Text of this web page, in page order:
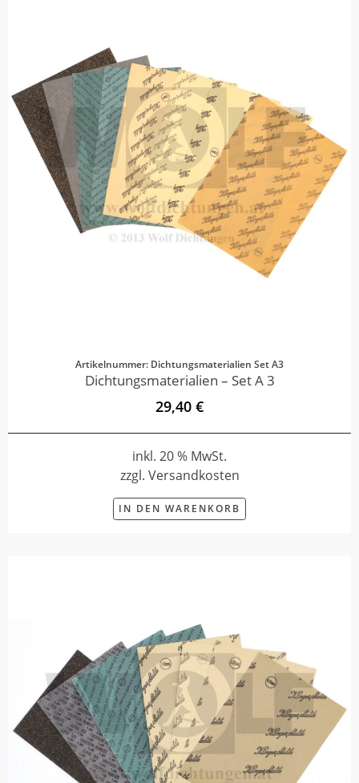
Artikelnummer: Dichtungsmaterialien Set A3
Dichtungsmaterialien – Set A 3
29,40 €
inkl. 20 % MwSt.
zzgl. Versandkosten
IN DEN WARENKORB